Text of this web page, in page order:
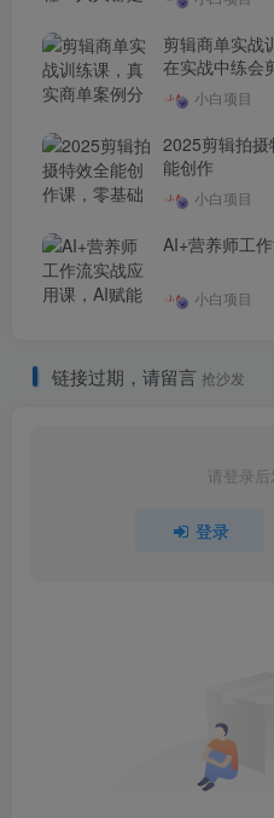
剪辑商单实战
在实战中练会
小白项目
2025剪辑拍
能创作
小白项目
AI+营养师工
小白项目
链接过期，请留言 抢沙发
请登录
登录